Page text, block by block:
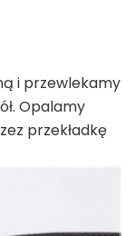
i przewlekamy
Opalamy
przekładkę